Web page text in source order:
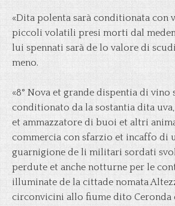
«Dita polenta sarà conditionata con
piccoli volatili presi morti dal
lui spennati sarà de lo valore di
meno.
«8° Nova et grande dispentia di
conditionato da la sostantia dita
et ammazzatore di buoi et altri
commercia con sfarzio et incaffo di
guarnigione de li militari sordati
perdute et anche notturne per le
illuminate de la cittade nomata
circonvicini allo fiume dito Ceronda